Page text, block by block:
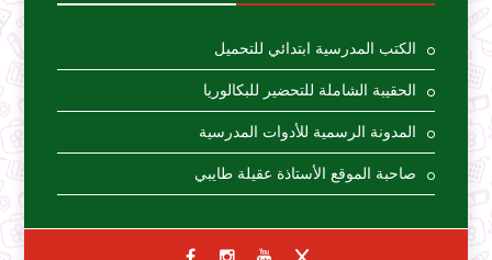
الكتب المدرسية ابتدائي للتحميل
الحقيبة الشاملة للتحضير للبكالوريا
المدونة الرسمية للأدوات المدرسية
صاحبة الموقع الأستاذة عقيلة طايبي